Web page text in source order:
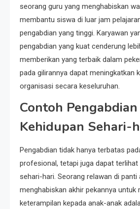
seorang guru yang menghabiskan
membantu siswa di luar jam
pengabdian yang tinggi. Karyawan
pengabdian yang kuat cenderung
memberikan yang terbaik dalam
pada gilirannya dapat meningkatkan
organisasi secara keseluruhan.
Contoh
Kehidupan Sehari-
Pengabdian tidak hanya terbatas
profesional, tetapi juga dapat terlihat
sehari-hari. Seorang relawan di panti
menghabiskan akhir pekannya untuk
keterampilan kepada anak-anak